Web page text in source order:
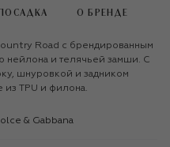
О БРЕНДЕ
Road с брендированным
нейлона и телячьей замши. С
шнуровкой и задником
из TPU и филона.
Dolce & Gabbana